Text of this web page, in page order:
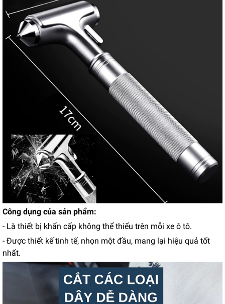
Công dụng của sản phẩm:
- Là thiết bị khẩn cấp không thể thiếu trên mỗi xe ô tô.
- Được thiết kế tinh tế, nhọn một đầu, mang lại hiệu quả tốt
nhất.